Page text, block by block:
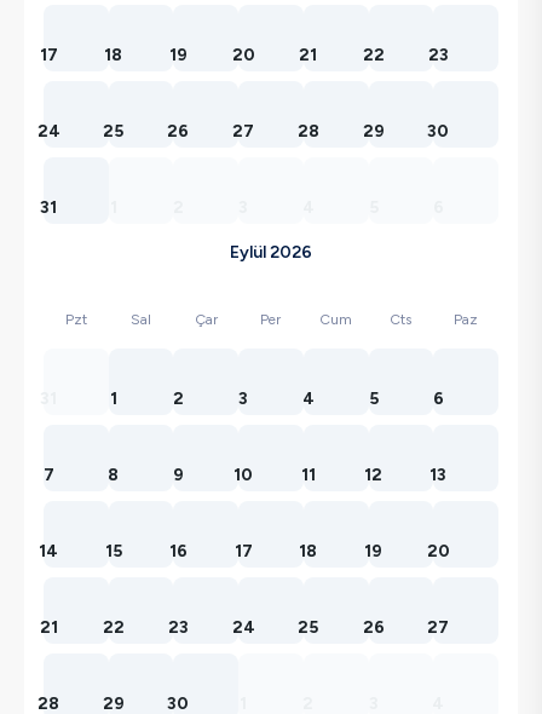
17 18 19 20 21 22 23
24 25 26 27 28 29 30
31
Eylül 2026
Pzt Sal Çar Per Cum Cts Paz
1 2 3 4 5 6
7 8 9 10 11 12 13
14 15 16 17 18 19 20
21 22 23 24 25 26 27
28 29 30